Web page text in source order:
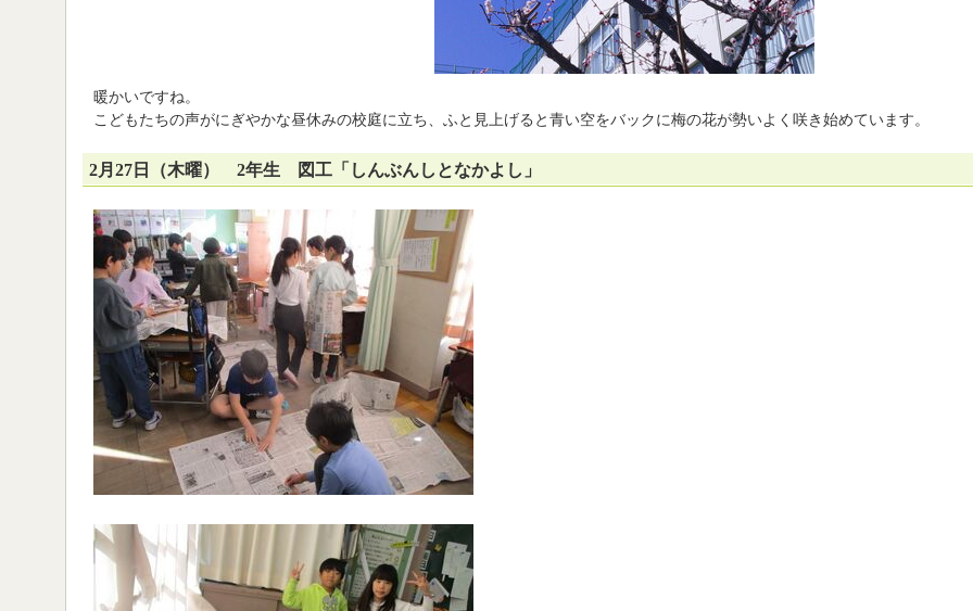
暖かいですね。
こどもたちの声がにぎやかな昼休みの校庭に立ち、ふと見上げると青い空をバックに梅の花が勢いよく咲き始めています。
2月27日（木曜） 2年生 図工「しんぶんしとなかよし」